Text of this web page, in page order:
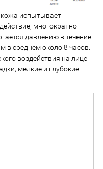
испытывает
многократно
давлению в течение
в среднем около 8 часов.
воздействия на лице
мелкие и глубокие